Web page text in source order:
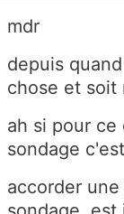
mdr
depuis
chose et soit
ah si pour
sondage
accorder